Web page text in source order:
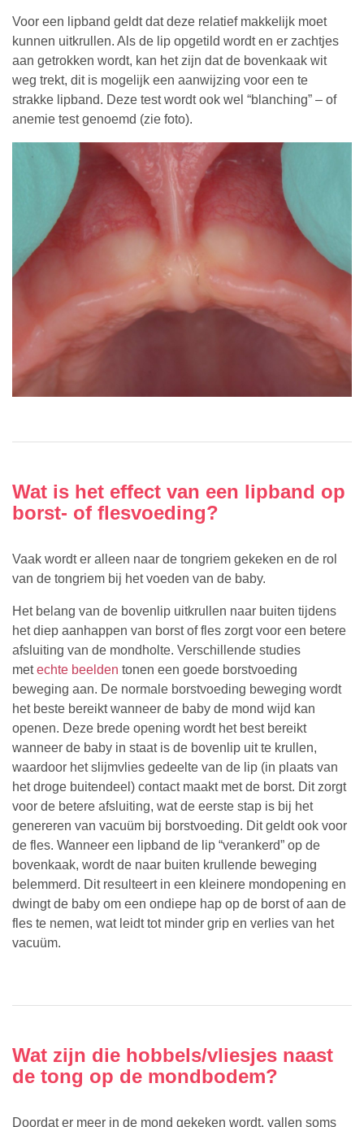
Voor een lipband geldt dat deze relatief makkelijk moet
kunnen uitkrullen. Als de lip opgetild wordt en er zachtjes
aan getrokken wordt, kan het zijn dat de bovenkaak wit
weg trekt, dit is mogelijk een aanwijzing voor een te
strakke lipband. Deze test wordt ook wel “blanching” – of
anemie test genoemd (zie foto).
Wat is het effect van een lipband op
borst- of flesvoeding?
Vaak wordt er alleen naar de tongriem gekeken en de rol
van de tongriem bij het voeden van de baby.
Het belang van de bovenlip uitkrullen naar buiten tijdens
het diep aanhappen van borst of fles zorgt voor een betere
afsluiting van de mondholte. Verschillende studies
metechte beelden tonen een goede borstvoeding
beweging aan. De normale borstvoeding beweging wordt
het beste bereikt wanneer de baby de mond wijd kan
openen. Deze brede opening wordt het best bereikt
wanneer de baby in staat is de bovenlip uit te krullen,
waardoor het slijmvlies gedeelte van de lip (in plaats van
het droge buitendeel) contact maakt met de borst. Dit zorgt
voor de betere afsluiting, wat de eerste stap is bij het
genereren van vacuüm bij borstvoeding. Dit geldt ook voor
de fles. Wanneer een lipband de lip “verankerd” op de
bovenkaak, wordt de naar buiten krullende beweging
belemmerd. Dit resulteert in een kleinere mondopening en
dwingt de baby om een ondiepe hap op de borst of aan de
fles te nemen, wat leidt tot minder grip en verlies van het
vacuüm.
Wat zijn die hobbels/vliesjes naast
de tong op de mondbodem?
Doordat er meer in de mond gekeken wordt, vallen soms